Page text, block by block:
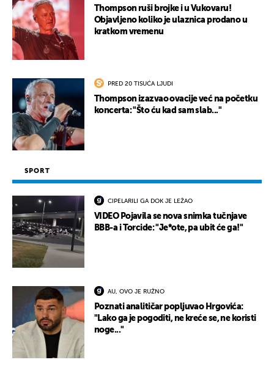
Thompson ruši brojke i u Vukovaru!
Objavljeno koliko je ulaznica prodano u
kratkom vremenu
PRED 20 TISUĆA LJUDI
Thompson izazvao ovacije već na početku
koncerta: "Što ću kad sam slab..."
SPORT
CIPELARILI GA DOK JE LEŽAO
VIDEO Pojavila se nova snimka tučnjave
BBB-a i Torcide: "Je*ote, pa ubit će ga!"
AU, OVO JE RUŽNO
Poznati analitičar popljuvao Hrgovića:
"Lako ga je pogoditi, ne kreće se, ne koristi
noge..."